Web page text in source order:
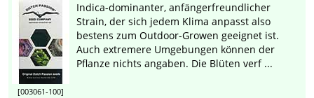
[003061-100]
Indica-dominanter, anfängerfreundlicher
Strain, der sich jedem Klima anpasst also
bestens zum Outdoor-Growen geeignet ist.
Auch extremere Umgebungen können der
Pflanze nichts angaben. Die Blüten verf ...